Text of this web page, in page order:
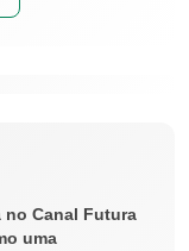
Canal Futura
uma